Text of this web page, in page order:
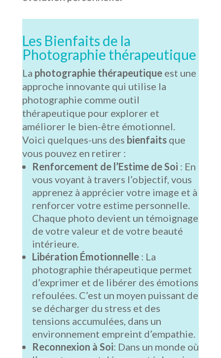
Les Bienfaits de la
Photographie thérapeutique
La photographie thérapeutique est une
approche innovante qui utilise la
photographie comme outil
thérapeutique pour explorer et
améliorer le bien-être émotionnel.
Voici quelques-uns des bienfaitsque
vous pouvez en retirer :
Renforcement de l’Estime de Soi : En
vous voyant à travers l’objectif, vous
apprenez à apprécier votre image et à
renforcer votre estime personnelle.
Chaque photo devient un témoignage
de votre valeur et de votre beauté
intérieure.
Libération Émotionnelle: La
photographie thérapeutique permet
d’exprimer et de libérer des émotions
refoulées. C’est un moyen puissant de
se décharger du stress et des
tensions accumulées, dans un
environnement empreint d’empathie.
Reconnexion à Soi: Dans un monde où